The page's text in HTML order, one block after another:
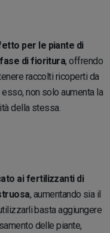
per le piante di
di fioritura, offrendo
raccolti ricoperti da
non solo aumenta la
della stessa.
ai fertilizzanti di
, aumentando sia il
basta aggiungere
delle piante,